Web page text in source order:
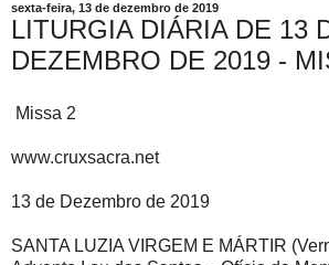
sexta-feira, 13 de dezembro de 2019
LITURGIA DIÁRIA DE 13
DEZEMBRO DE 2019 -
Missa 2
www.cruxsacra.net
13 de Dezembro de 2019
SANTA LUZIA VIRGEM E MÁRTIR